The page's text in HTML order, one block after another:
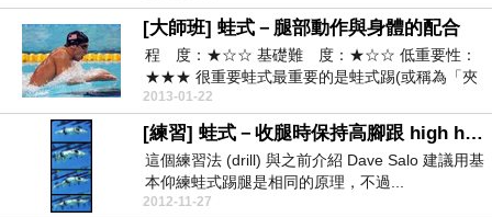
[大師班] 蛙式－腿部動作與身體的配合
程 度：★☆☆ 基礎難 度：★☆☆ 低重要性：
★★★ 很重要蛙式最重要的是蛙式踢(或稱為「夾
水」較為...
2013-01-22
[練習] 蛙式－收腿時保持高腳跟 high heel recovery
這個練習法 (drill) 與之前介紹 Dave Salo 建議用基
本仰練蛙式踢腿是相同的原理，不過...
2012-11-27